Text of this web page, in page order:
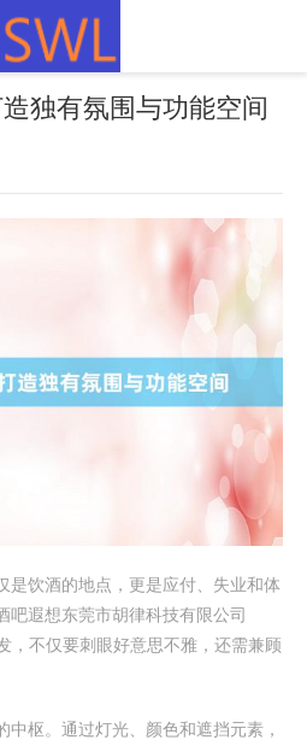
独有氛围与功能空间
是饮酒的地点，更是应付、失业和体
吧遐想东莞市胡律科技有限公司
，不仅要刺眼好意思不雅，还需兼顾
枢。通过灯光、颜色和遮挡元素，